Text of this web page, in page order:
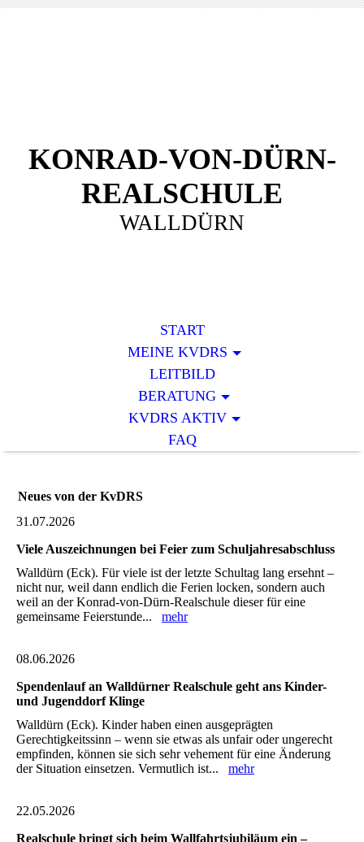
KONRAD-VON-DÜRN-
REALSCHULE
WALLDÜRN
START
MEINE KVDRS
LEITBILD
BERATUNG
KVDRS AKTIV
FAQ
Neues von der KvDRS
31.07.2026
Viele Auszeichnungen bei Feier zum Schuljahresabschluss
Walldürn (Eck). Für viele ist der letzte Schultag lang ersehnt –
nicht nur, weil dann endlich die Ferien locken, sondern auch
weil an der Konrad-von-Dürn-Realschule dieser für eine
gemeinsame Feierstunde... mehr
08.06.2026
Spendenlauf an Walldürner Realschule geht ans Kinder-
und Jugenddorf Klinge
Walldürn (Eck). Kinder haben einen ausgeprägten
Gerechtigkeitssinn – wenn sie etwas als unfair oder ungerecht
empfinden, können sie sich sehr vehement für eine Änderung
der Situation einsetzen. Vermutlich ist... mehr
22.05.2026
Realschule bringt sich beim Wallfahrtsjubiläum ein –